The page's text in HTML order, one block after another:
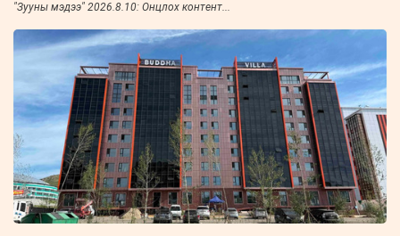
"Зууны мэдээ" 2026.8.10: Онцлох контент...